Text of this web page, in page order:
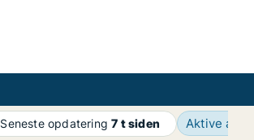
Seneste opdatering7 t siden Aktive